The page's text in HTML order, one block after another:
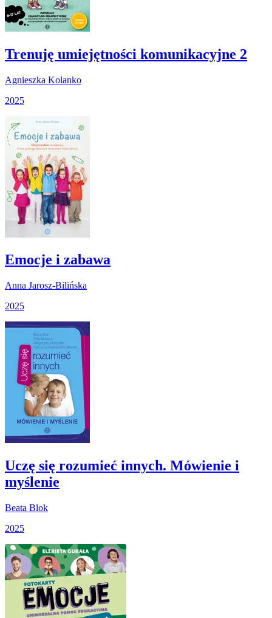
Trenuję umiejętności komunikacyjne 2
Agnieszka Kolanko
2025
Emocje i zabawa
Anna Jarosz-Bilińska
2025
Uczę się rozumieć innych. Mówienie i
myślenie
Beata Blok
2025